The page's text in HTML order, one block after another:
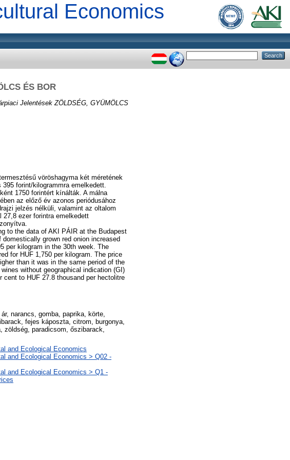
Economics
ÉS BOR
Jelentések ZÖLDSÉG, GYÜMÖLCS
vöröshagyma két méretének
forint/kilogrammra emelkedett.
1750 forintért kínálták. A málna
az előző év azonos periódusához
jelzés nélküli, valamint az oltalom
ezer forintra emelkedett
to the data of AKI PÁIR at the Budapest
grown red onion increased
per kilogram in the 30th week. The
for HUF 1,750 per kilogram. The price
than it was in the same period of the
without geographical indication (GI)
cent to HUF 27.8 thousand per hectolitre
narancs, gomba, paprika, körte,
fejes káposzta, citrom, burgonya,
zöldség, paradicsom, őszibarack,
and Ecological Economics
and Ecological Economics > Q02 -
and Ecological Economics > Q1 -